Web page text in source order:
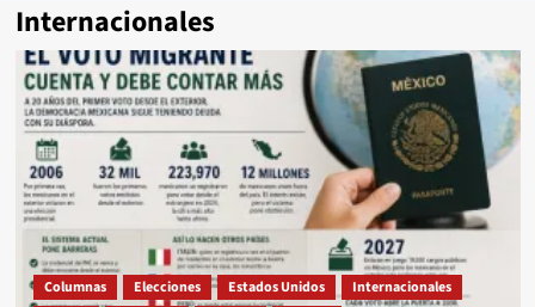
Internacionales
Columnas Elecciones Estados Unidos
Internacionales